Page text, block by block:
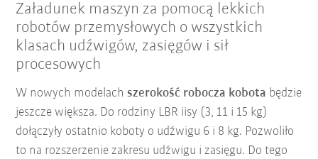
Załadunek maszyn za pomocą lekkich
robotów przemysłowych o wszystkich
klasach udźwigów, zasięgów i sił
procesowych
W nowych modelachszerokość robocza kobota będzie
jeszcze większa. Do rodziny LBR iisy (3, 11 i 15 kg)
dołączyły ostatnio koboty o udźwigu 6 i 8 kg. Pozwoliło
to na rozszerzenie zakresu udźwigu i zasięgu. Do tego